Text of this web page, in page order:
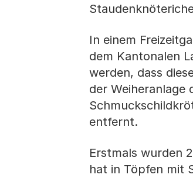
In einem
dem Kantonalen
werden, dass
der Weiheranlage
entfernt.
Erstmals wurden
hat in Töpfen mit